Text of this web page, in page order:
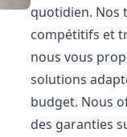
quotidien. Nos
compétitifs et
nous vous
solutions
budget. Nous
des garanties